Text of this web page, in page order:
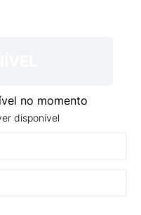
no momento
disponível